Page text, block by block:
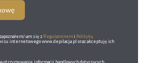
am się z Regulaminemi Polityką
internetowego www.depilacja.pl oraz akceptuję ich
otrzymywanie informacji handlowych dotyczących